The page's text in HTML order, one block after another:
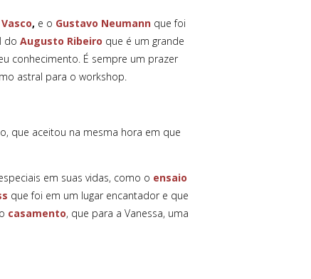
, e o Gustavo Neumannque foi
do Augusto Ribeiro que é um grande
conhecimento. É sempre um prazer
astral para o workshop.
que aceitou na mesma hora em que
em suas vidas, como o ensaio
que foi em um lugar encantador e que
casamento, que para a Vanessa, uma